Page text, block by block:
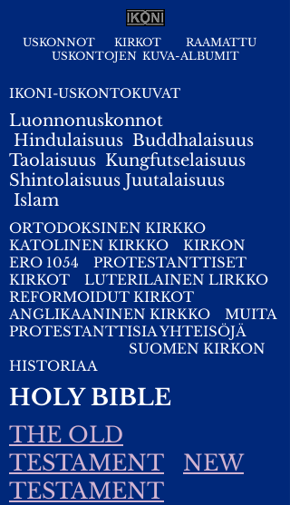
USKONNOT KIRKOT
RAAMATTU
USKONTOJEN KUVA-ALBUMIT
IKONI-USKONTOKUVAT
Luonnonuskonnot
Hindulaisuus Buddhalaisuus
Taolaisuus Kungfutselaisuus
Shintolaisuus Juutalaisuus
Islam
ORTODOKSINEN KIRKKO
KATOLINEN KIRKKO
KIRKON
ERO 1054
PROTESTANTTISET
KIRKOT
LUTERILAINEN LIRKKO
REFORMOIDUT KIRKOT
ANGLIKAANINEN KIRKKO
MUITA
PROTESTANTTISIA YHTEISÖJÄ
SUOMEN KIRKON
HISTORIAA
HOLY BIBLE
THE OLD
TESTAMENT
NEW
TESTAMENT